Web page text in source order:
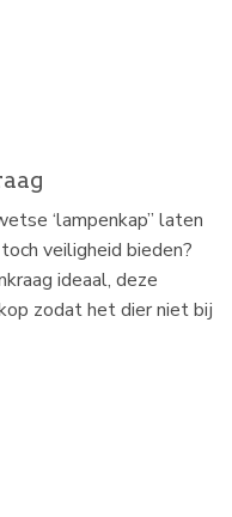
‘lampenkap” laten
veiligheid bieden?
ideaal, deze
zodat het dier niet bij